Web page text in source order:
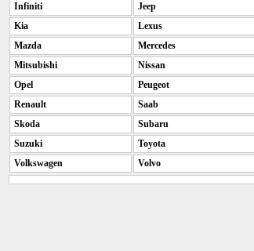
Infiniti
Jeep
Kia
Lexus
Mazda
Mercedes
Mitsubishi
Nissan
Opel
Peugeot
Renault
Saab
Skoda
Subaru
Suzuki
Toyota
Volkswagen
Volvo